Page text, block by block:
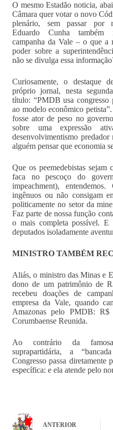
O mesmo Estadão noticia,
Câmara quer votar o novo
plenário, sem passar por
Eduardo Cunha também
campanha da Vale – o que a
poder sobre a
não se divulga essa
Curiosamente, o destaque
próprio jornal, nesta
título: “PMDB usa congresso
ao modelo econômico
fosse ator de peso no
sobre uma expressão
desenvolvimentismo
alguém pensar que economia
Que os peemedebistas sejam
faca no pescoço do
impeachment),
ingênuos ou não consigam
politicamente no setor da
Faz parte de nossa função
o mais completa possível. E
deputados isoladamente
MINISTRO TAMBÉM
Aliás, o ministro das Minas e
dono de um patrimônio de
recebeu doações de
empresa da Vale, quando
Amazonas pelo PMDB:
Corumbaense Reunida.
Ao contrário da
suprapartidária, a
Congresso passa diretamente
específica: e ela atende pelo
ANTERIOR